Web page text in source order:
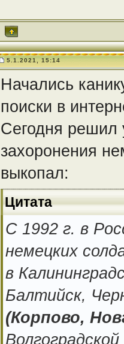
5.1.2021, 15:14
Начались
поиски в
Сегодня решил
захоронения
выкопал:
Цитата
С 1992 г. в
немецких
в
Балтийск,
(Корпово,